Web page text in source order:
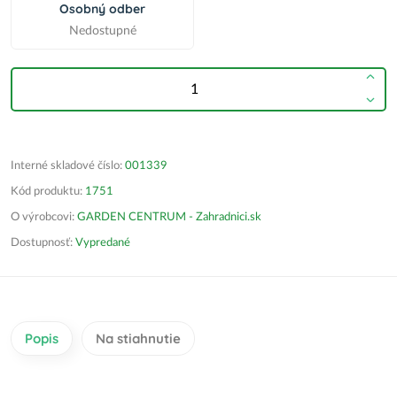
Osobný odber
Nedostupné
Interné skladové číslo: 001339
Kód produktu: 1751
O výrobcovi: GARDEN CENTRUM - Zahradnici.sk
Dostupnosť: Vypredané
Popis Na stiahnutie